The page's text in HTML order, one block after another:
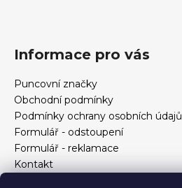
Informace pro vás
Puncovní značky
Obchodní podmínky
Podmínky ochrany osobních údajů
Formulář - odstoupení
Formulář - reklamace
Kontakt